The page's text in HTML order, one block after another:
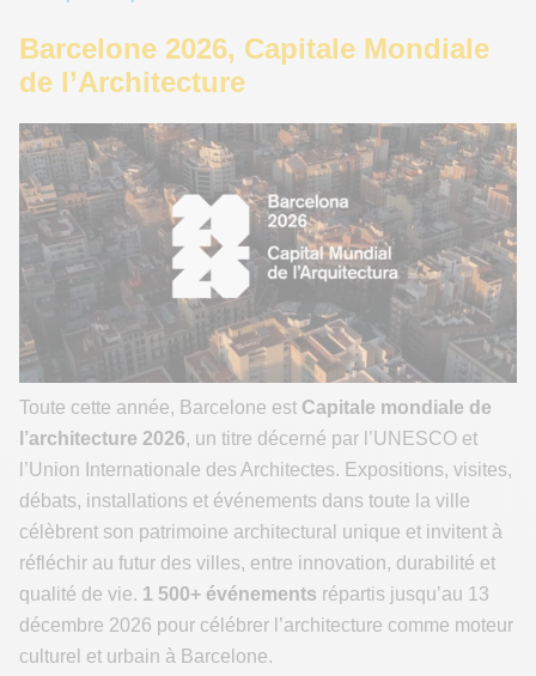
Barcelone 2026, Capitale Mondiale
de l’Architecture
Toute cette année, Barcelone est Capitale mondiale de
l’architecture 2026, un titre décerné par l’UNESCO et
l’Union Internationale des Architectes. Expositions, visites,
débats, installations et événements dans toute la ville
célèbrent son patrimoine architectural unique et invitent à
réfléchir au futur des villes, entre innovation, durabilité et
qualité de vie. 1 500+ événements répartis jusqu’au 13
décembre 2026 pour célébrer l’architecture comme moteur
culturel et urbain à Barcelone.